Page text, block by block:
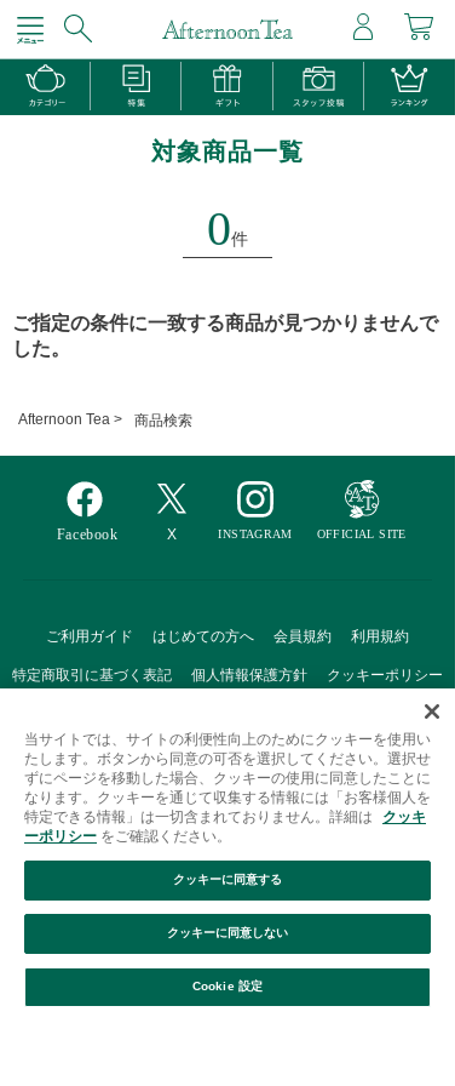
対象商品一覧
0件
絞り込み 並び替え
ご指定の条件に一致する商品が見つかりませんで
した。
Afternoon Tea > 商品検索
ご利用ガイド はじめての方へ 会員規約 利用規約
特定商取引に基づく表記 個人情報保護方針 クッキーポリシー
Afternoon Tea(アフタヌーンティー)公式オンラインストアで
は、
キッチン・ダイニングなどの生活雑貨、紅茶・焼き菓子など、
毎日新商品をご用意しています。
当サイトでは、サイトの利便性向上のためにクッキーを使用い
たします。ボタンから同意の可否を選択してください。選択せ
ずにページを移動した場合、クッキーの使用に同意したことに
なります。クッキーを通じて収集する情報には「お客様個人を
特定できる情報」は一切含まれておりません。詳細は
クッキ
ーポリシー をご確認ください。
Cookie 設定
クッキーに同意しない
クッキーに同意する